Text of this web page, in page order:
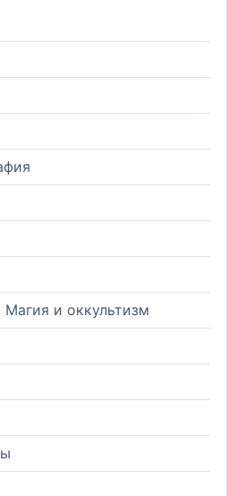
и оккультизм